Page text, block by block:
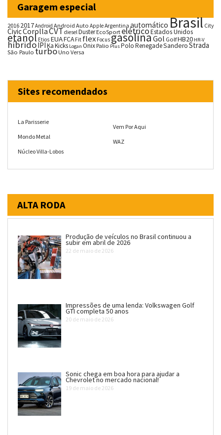
Garagem especial
20162017Android Android Auto AppleArgentina automáticoBrasil City
CivicCorollaCVTdieselDusterEcoSportelétricoEstados Unidos
etanol Etios EUAFCA Fit flex FocusgasolinaGol GolfHB20 HR-V
híbridoIPIKaKicks Logan OnixPalio PlusPoloRenegadeSanderoStrada
São Paulo turboUno Versa
Sites recomendados
La Parisserie
Mondo Metal
Núcleo Villa-Lobos
Vem Por Aqui
WAZ
ALTA RODA
Produção de veículos no Brasil continuou a
subir em abril de 2026
22 de maio de 2026
Impressões de uma lenda: Volkswagen Golf
GTI completa 50 anos
20 de maio de 2026
Sonic chega em boa hora para ajudar a
Chevrolet no mercado nacional!
19 de maio de 2026